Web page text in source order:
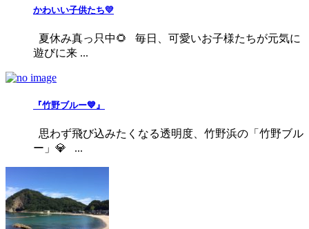
かわいい子供たち💛
夏休み真っ只中🌻 毎日、可愛いお子様たちが元気に
遊びに来 ...
『竹野ブルー💙』
思わず飛び込みたくなる透明度、竹野浜の「竹野ブル
ー」💎 ...